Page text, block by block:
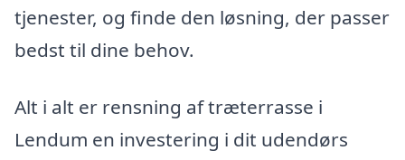
tjenester, og finde den løsning, der passer
bedst til dine behov.
Alt i alt er rensning af træterrasse i
Lendum en investering i dit udendørs